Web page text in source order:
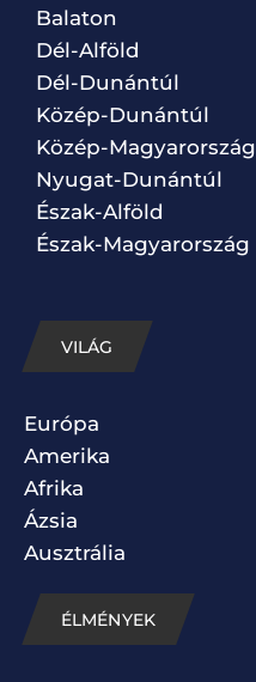
Balaton
Dél-Alföld
Dél-Dunántúl
Közép-Dunántúl
Közép-Magyarország
Nyugat-Dunántúl
Észak-Alföld
Észak-Magyarország
VILÁG
Európa
Amerika
Afrika
Ázsia
Ausztrália
ÉLMÉNYEK